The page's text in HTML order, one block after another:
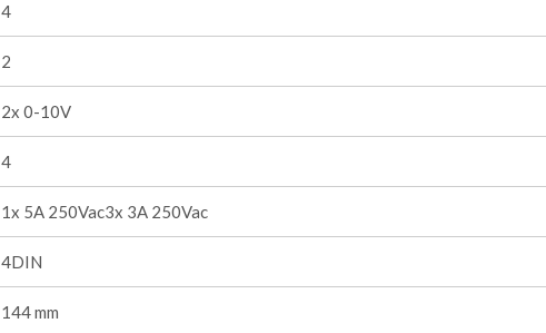
4
2
2x 0-10V
4
1x 5A 250Vac3x 3A 250Vac
4DIN
144 mm